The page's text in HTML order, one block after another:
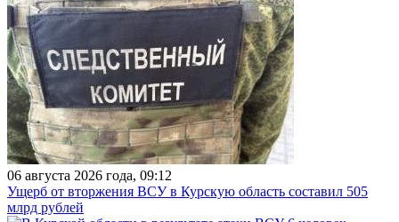
06 августа 2026 года, 09:12
Ущерб от вторжения ВСУ в Курскую область составил 505
млрд рублей